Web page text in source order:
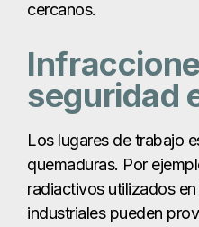
industriales pueden
herramientas eléctricas
pueden provocar
protegen o mantienen
derrames y
pueden quemar los
mucosas y la piel.